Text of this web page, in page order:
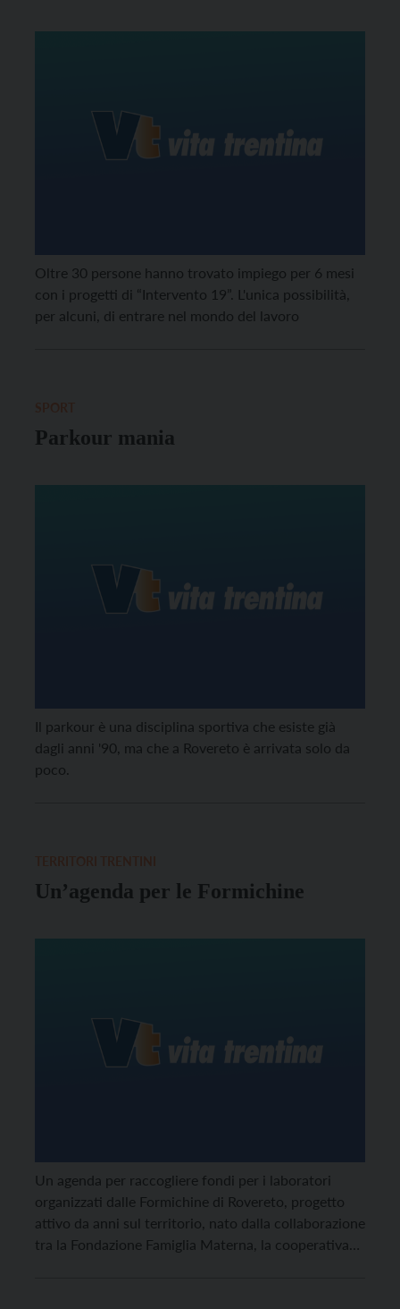
Oltre 30 persone hanno trovato impiego per 6 mesi
con i progetti di “Intervento 19”. L'unica possibilità,
per alcuni, di entrare nel mondo del lavoro
Parkour mania
Il parkour è una disciplina sportiva che esiste già
dagli anni '90, ma che a Rovereto è arrivata solo da
poco.
Un’agenda per le Formichine
Un agenda per raccogliere fondi per i laboratori
organizzati dalle Formichine di Rovereto, progetto
attivo da anni sul territorio, nato dalla collaborazione
tra la Fondazione Famiglia Materna, la cooperativa